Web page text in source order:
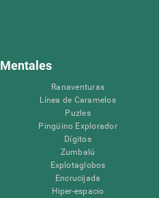
Ranaventuras
Línea de Caramelos
Puzles
Pingüino Explorador
Dígitos
Zumbalú
Explotaglobos
Encrucijada
Hiper-espacio